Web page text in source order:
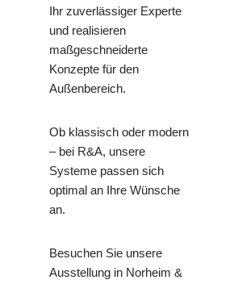
Ihr zuverlässiger Experte
und realisieren
maßgeschneiderte
Konzepte für den
Außenbereich.
Ob klassisch oder modern
– bei R&A, unsere
Systeme passen sich
optimal an Ihre Wünsche
an.
Besuchen Sie unsere
Ausstellung in Norheim &